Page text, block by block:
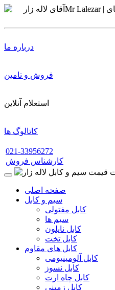
درباره ما
فروش و تامین
استعلام آنلاین
کاتالوگ ها
021-33956272
کارشناس فروش
صفحه اصلی
سیم و کابل
کابل مفتولی
سیم ها
کابل نایلون
کابل تخت
کابل های مقاوم
کابل آلومینیومی
کابل نسوز
کابل چاه ارت
کابل زمینی